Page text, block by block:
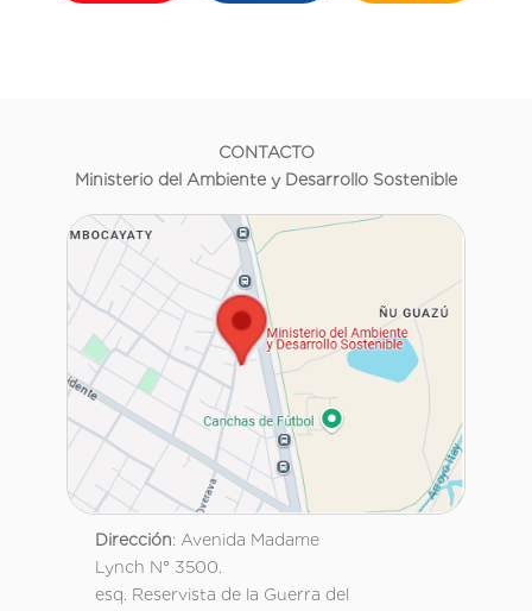
CONTACTO
Ministerio del Ambiente y Desarrollo Sostenible
Dirección: Avenida Madame
Lynch N° 3500.
esq. Reservista de la Guerra del